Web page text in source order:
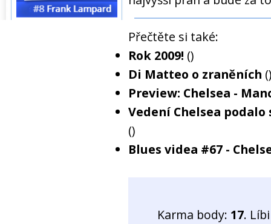
Přečtěte si také:
Rok 2009! ()
Di Matteo o zraněních ()
Preview: Chelsea -
Vedení Chelsea
()
Blues videa #67 -
Karma body: 17.